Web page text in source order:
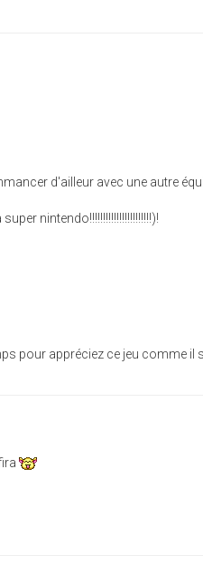
d'ailleur avec une autre
nintendo!!!!!!!!!!!!!!!!!!!!!!!)!
pour appréciez ce jeu comme il